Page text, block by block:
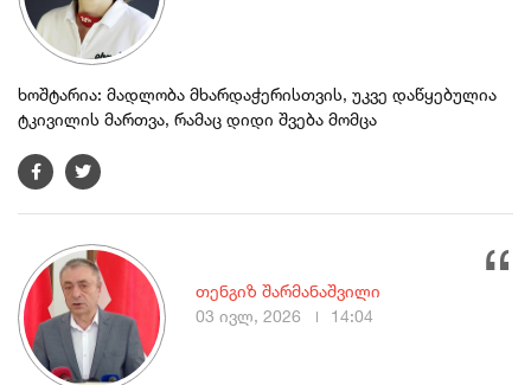
ხოშტარია: მადლობა მხარდაჭერისთვის, უკვე დაწყებულია
ტკივილის მართვა, რამაც დიდი შვება მომცა
თენგიზ შარმანაშვილი
03 ივლ, 2026
14:04